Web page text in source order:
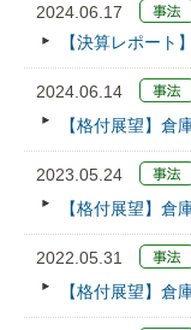
2024.06.17
【決算レポート
2024.06.14
【格付展望】倉
2023.05.24
【格付展望】倉
2022.05.31
【格付展望】倉